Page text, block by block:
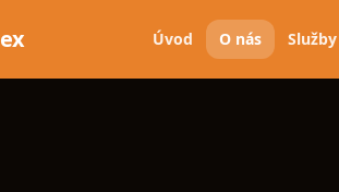
Úvod O nás Služby